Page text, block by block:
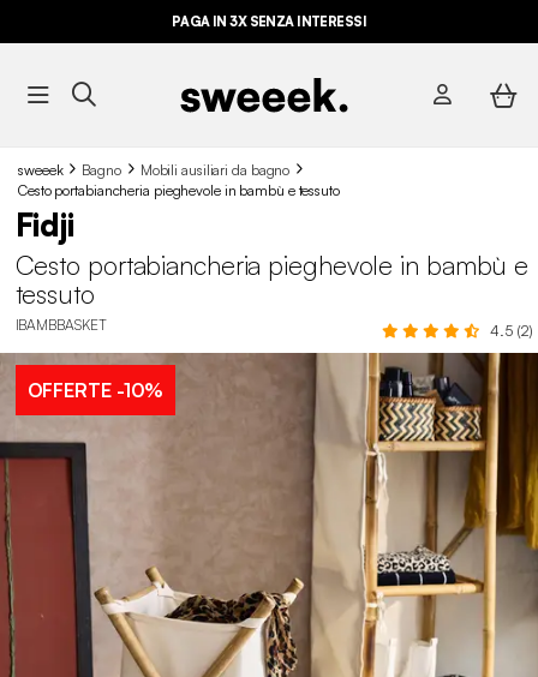
PAGA IN 3X SENZA INTERESSI
sweeek Bagno
Mobili ausiliari da bagno
Cesto portabiancheria pieghevole in bambù e tessuto
Fidji
Cesto portabiancheria pieghevole in bambù e
tessuto
IBAMBBASKET 4.5 (2)
OFFERTE-10%